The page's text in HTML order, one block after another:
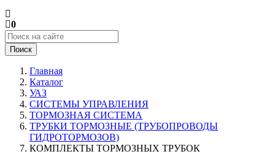
0
Поиск
Главная
Каталог
УАЗ
СИСТЕМЫ УПРАВЛЕНИЯ
ТОРМОЗНАЯ СИСТЕМА
ТРУБКИ ТОРМОЗНЫЕ (ТРУБОПРОВОДЫ
ГИДРОТОРМОЗОВ)
КОМПЛЕКТЫ ТОРМОЗНЫХ ТРУБОК